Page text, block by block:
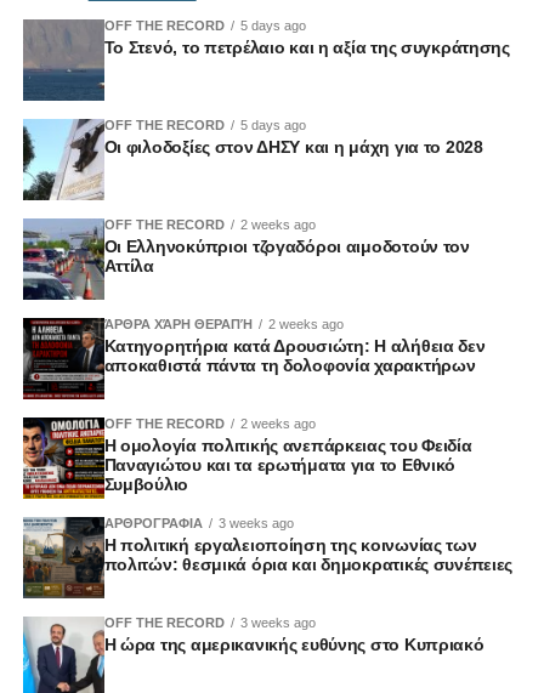
OFF THE RECORD 5 days ago
Το Στενό, το πετρέλαιο και η αξία της συγκράτησης
OFF THE RECORD 5 days ago
Οι φιλοδοξίες στον ΔΗΣΥ και η μάχη για το 2028
OFF THE RECORD 2 weeks ago
Οι Ελληνοκύπριοι τζογαδόροι αιμοδοτούν τον
Αττίλα
ΆΡΘΡΑ ΧΆΡΗ ΘΕΡΑΠΉ 2 weeks ago
Κατηγορητήρια κατά Δρουσιώτη: Η αλήθεια δεν
αποκαθιστά πάντα τη δολοφονία χαρακτήρων
OFF THE RECORD 2 weeks ago
Η ομολογία πολιτικής ανεπάρκειας του Φειδία
Παναγιώτου και τα ερωτήματα για το Εθνικό
Συμβούλιο
ΑΡΘΡΟΓΡΑΦΙΑ 3 weeks ago
Η πολιτική εργαλειοποίηση της κοινωνίας των
πολιτών: θεσμικά όρια και δημοκρατικές συνέπειες
OFF THE RECORD 3 weeks ago
Η ώρα της αμερικανικής ευθύνης στο Κυπριακό